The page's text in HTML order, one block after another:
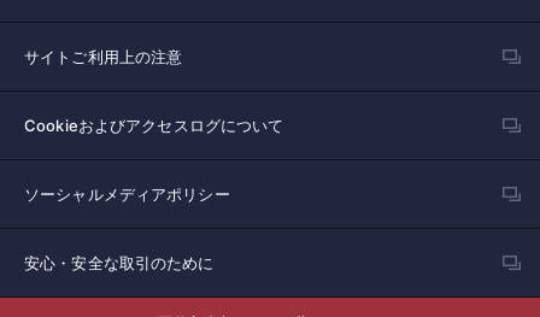
サイトご利用上の注意
Cookieおよびアクセスログについて
ソーシャルメディアポリシー
安心・安全な取引のために